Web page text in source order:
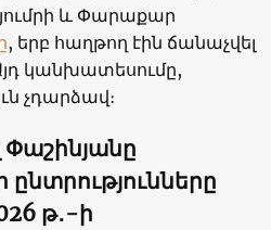
և Փարաքար
, երբ հաղթող էին ճանաչվել
կանխատեսումը,
չդարձավ։
թ․-ի